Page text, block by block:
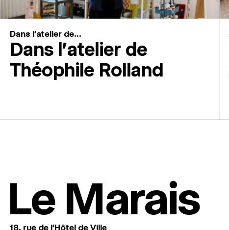
Dans l'atelier de...
Dans l’atelier de
Théophile Rolland
Le Marais
18, rue de l'Hôtel de Ville